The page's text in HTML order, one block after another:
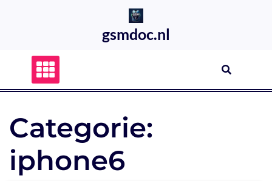
gsmdoc.nl
Categorie:
iphone6